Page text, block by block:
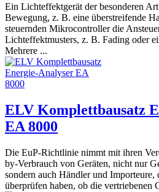
Ein Lichteffektgerät der besonderen
Bewegung, z. B. eine überstreifende
steuernden Mikrocontroller die
Lichteffektmusters, z. B. Fading oder
Mehrere ...
ELV Komplettbausatz
EA 8000
Die EuP-Richtlinie nimmt mit ihren
by-Verbrauch von Geräten, nicht nur
sondern auch Händler und Importeure,
überprüfen haben, ob die vertriebenen